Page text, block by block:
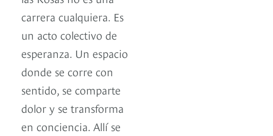
carrera cualquiera. Es
un acto colectivo de
esperanza. Un espacio
donde se corre con
sentido, se comparte
dolor y se transforma
en conciencia. Allí se